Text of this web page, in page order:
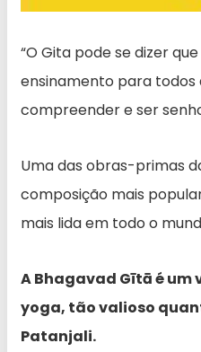
“O Gita pode se dizer
ensinamento para todos
compreender e ser
Uma das obras-primas
composição mais
mais lida em todo o
A Bhagavad Gītā é
yoga, tão valioso
Patanjali.